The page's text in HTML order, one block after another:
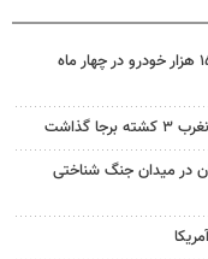
افت ۳۴ درصدی فروش خودروسازان؛ ۱۵۵ هزار خودرو در چهار ماه
در میدان جنگ شناختی